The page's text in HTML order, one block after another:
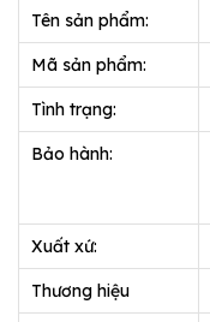
Tên sản phẩm:
Mã sản phẩm:
Tình trạng:
Bảo hành:
Xuất xứ:
Thương hiệu